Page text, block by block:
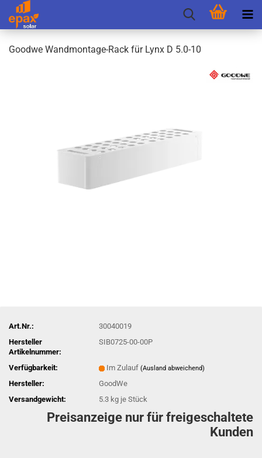
Good­we Wandmontage-​Rack für Lynx D 5.0-10
Art.Nr.:
30040019
Hersteller
Artikelnummer:
SIB0725-00-00P
Verfügbarkeit: Im Zulauf (Ausland abweichend)
Hersteller:
GoodWe
Versandgewicht:
5.3 kg je Stück
Preisanzeige nur für freigeschaltete
Kunden